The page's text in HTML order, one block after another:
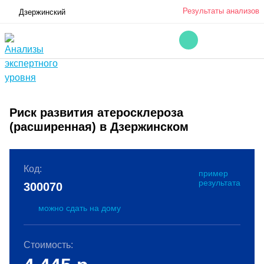
Дзержинский Результаты анализов
Риск развития атеросклероза
(расширенная) в Дзержинском
Код:
пример
результата
300070
можно сдать на дому
Стоимость: